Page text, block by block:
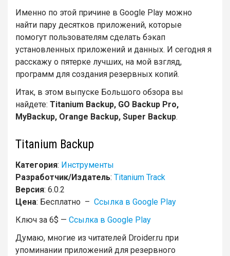
Именно по этой причине в Google Play можно
найти пару десятков приложений, которые
помогут пользователям сделать бэкап
установленных приложений и данных. И сегодня я
расскажу о пятерке лучших, на мой взгляд,
программ для создания резервных копий.
Итак, в этом выпуске Большого обзора вы
найдете: Titanium Backup, GO Backup Pro,
MyBackup, Orange Backup, Super Backup.
Titanium Backup
Категория: Инструменты
Разработчик/Издатель: Titanium Track
Версия: 6.0.2
Цена: Бесплатно – Ссылка в Google Play
Ключ за 6$ — Ссылка в Google Play
Думаю, многие из читателей Droider.ru при
упоминании приложений для резервного